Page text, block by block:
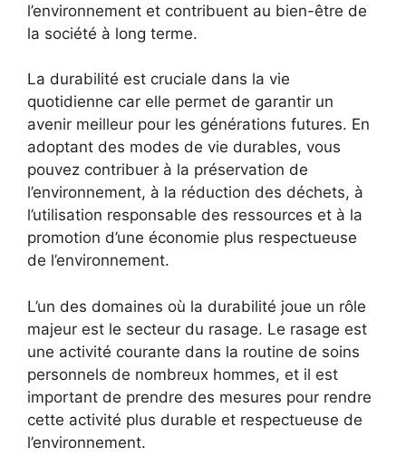
l’environnement et contribuent au bien-être de
la société à long terme.
La durabilité est cruciale dans la vie
quotidienne car elle permet de garantir un
avenir meilleur pour les générations futures. En
adoptant des modes de vie durables, vous
pouvez contribuer à la préservation de
l’environnement, à la réduction des déchets, à
l’utilisation responsable des ressources et à la
promotion d’une économie plus respectueuse
de l’environnement.
L’un des domaines où la durabilité joue un rôle
majeur est le secteur du rasage. Le rasage est
une activité courante dans la routine de soins
personnels de nombreux hommes, et il est
important de prendre des mesures pour rendre
cette activité plus durable et respectueuse de
l’environnement.